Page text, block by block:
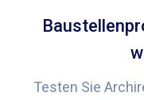
Testen Sie